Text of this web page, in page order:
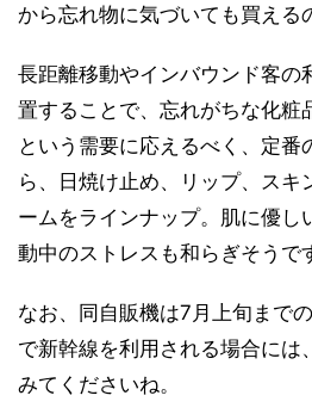
から忘れ物に気づいても買える
長距離移動やインバウンド客の
置することで、忘れがちな化粧
という需要に応えるべく、定番
ら、日焼け止め、リップ、スキ
ームをラインナップ。肌に優し
動中のストレスも和らぎそうで
なお、同自販機は7月上旬まで
で新幹線を利用される場合には
みてくださいね。